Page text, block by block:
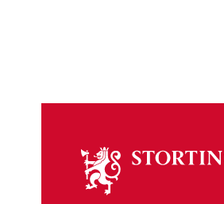
stortinget